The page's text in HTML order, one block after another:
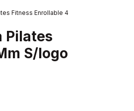
Fitness Enrollable 4
Pilates
S/logo